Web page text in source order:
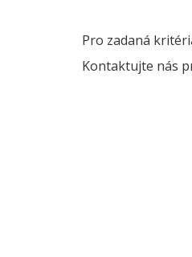
Pro zadaná
Kontaktujte nás